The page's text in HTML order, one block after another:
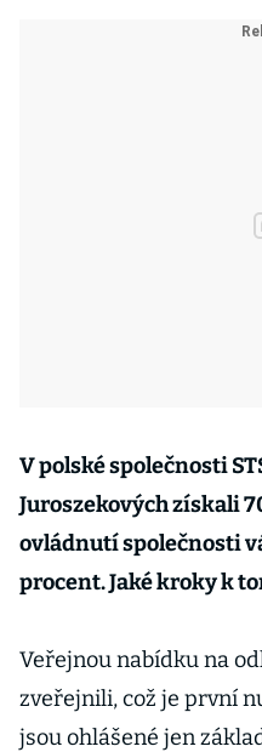
V polské společnosti
Juroszekových získali
ovládnutí společnosti
procent. Jaké kroky k
Veřejnou nabídku na
zveřejnili, což je první
jsou ohlášené jen